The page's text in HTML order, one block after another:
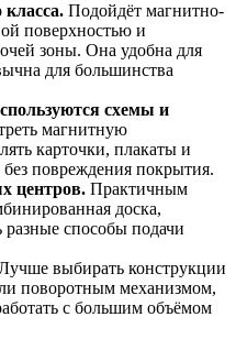
Подойдёт магнитно-
поверхностью и
зоны. Она удобна для
для большинства
схемы и
магнитную
карточки, плакаты и
повреждения покрытия.
центров. Практичным
доска,
разные способы подачи
выбирать конструкции
поворотным механизмом,
с большим объёмом